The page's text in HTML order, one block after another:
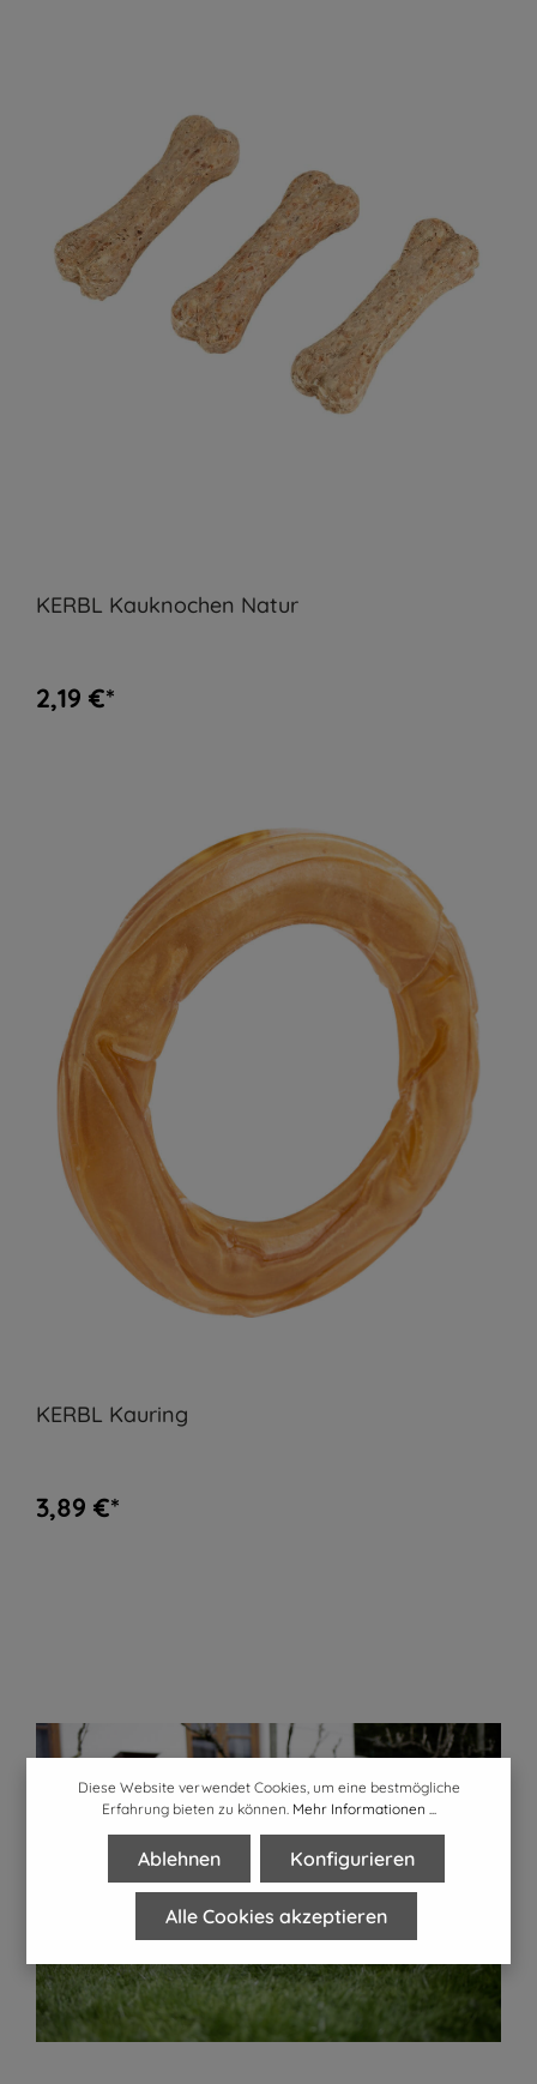
KERBL Kauknochen Natur
2,19 €*
KERBL Kauring
3,89 €*
Diese Website verwendet Cookies, um eine bestmögliche
Erfahrung bieten zu können. Mehr Informationen ...
Ablehnen Konfigurieren
Alle Cookies akzeptieren